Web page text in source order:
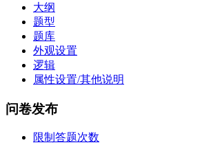
大纲
题型
题库
外观设置
逻辑
属性设置/其他说明
问卷发布
限制答题次数